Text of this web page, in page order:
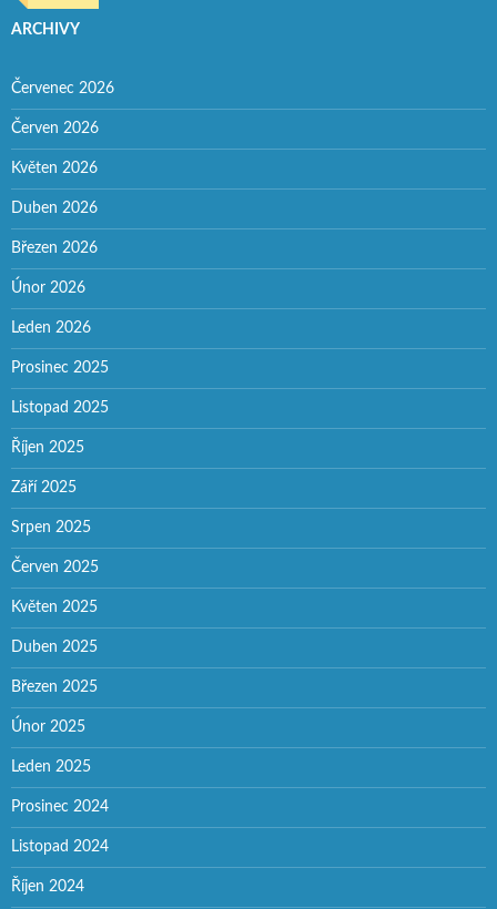
ARCHIVY
Červenec 2026
Červen 2026
Květen 2026
Duben 2026
Březen 2026
Únor 2026
Leden 2026
Prosinec 2025
Listopad 2025
Říjen 2025
Září 2025
Srpen 2025
Červen 2025
Květen 2025
Duben 2025
Březen 2025
Únor 2025
Leden 2025
Prosinec 2024
Listopad 2024
Říjen 2024